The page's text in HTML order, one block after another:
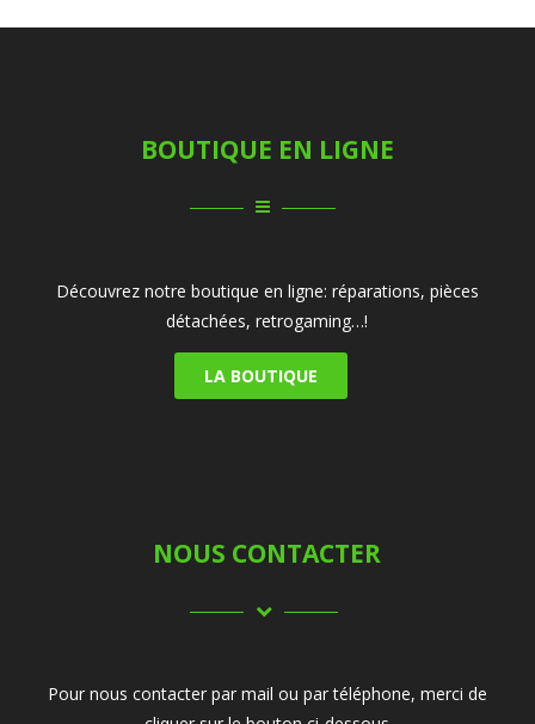
BOUTIQUE EN LIGNE
Découvrez notre boutique en ligne: réparations, pièces
détachées, retrogaming…!
LA BOUTIQUE
NOUS CONTACTER
Pour nous contacter par mail ou par téléphone, merci de